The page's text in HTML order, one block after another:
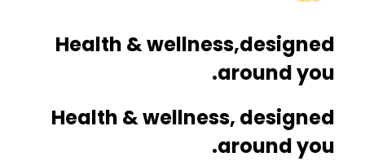
Health & wellness,designed
around you.
Health & wellness, designed
around you.